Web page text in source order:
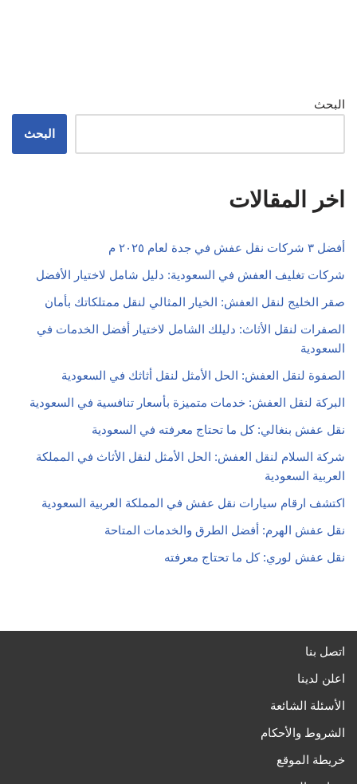
البحث
البحث
اخر المقالات
أفضل ٣ شركات نقل عفش في جدة لعام ٢٠٢٥ م
شركات تغليف العفش في السعودية: دليل شامل لاختيار الأفضل
صقر الخليج لنقل العفش: الخيار المثالي لنقل ممتلكاتك بأمان
الصفرات لنقل الأثاث: دليلك الشامل لاختيار أفضل الخدمات في
السعودية
الصفوة لنقل العفش: الحل الأمثل لنقل أثاثك في السعودية
البركة لنقل العفش: خدمات متميزة بأسعار تنافسية في السعودية
نقل عفش بنغالي: كل ما تحتاج معرفته في السعودية
شركة السلام لنقل العفش: الحل الأمثل لنقل الأثاث في المملكة
العربية السعودية
اكتشف ارقام سيارات نقل عفش في المملكة العربية السعودية
نقل عفش الهرم: أفضل الطرق والخدمات المتاحة
نقل عفش لوري: كل ما تحتاج معرفته
اتصل بنا
اعلن لدينا
الأسئلة الشائعة
الشروط والأحكام
خريطة الموقع